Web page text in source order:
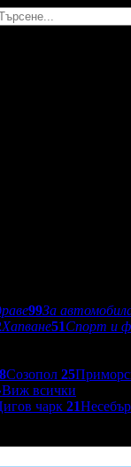
99За
Хапване51Спорт и
Созопол 25
Виж всички
чарк 21Несебър